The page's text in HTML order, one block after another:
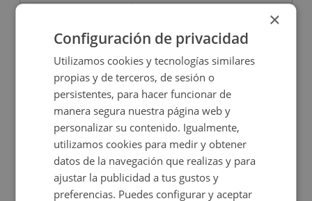
CONDICIONES ESPECIALES
Suelo en venta en Chiclana De La Frontera
×
Configuración de privacidad
Utilizamos cookies y tecnologías similares
propias y de terceros, de sesión o
persistentes, para hacer funcionar de
manera segura nuestra página web y
personalizar su contenido. Igualmente,
utilizamos cookies para medir y obtener
datos de la navegación que realizas y para
ajustar la publicidad a tus gustos y
preferencias. Puedes configurar y aceptar